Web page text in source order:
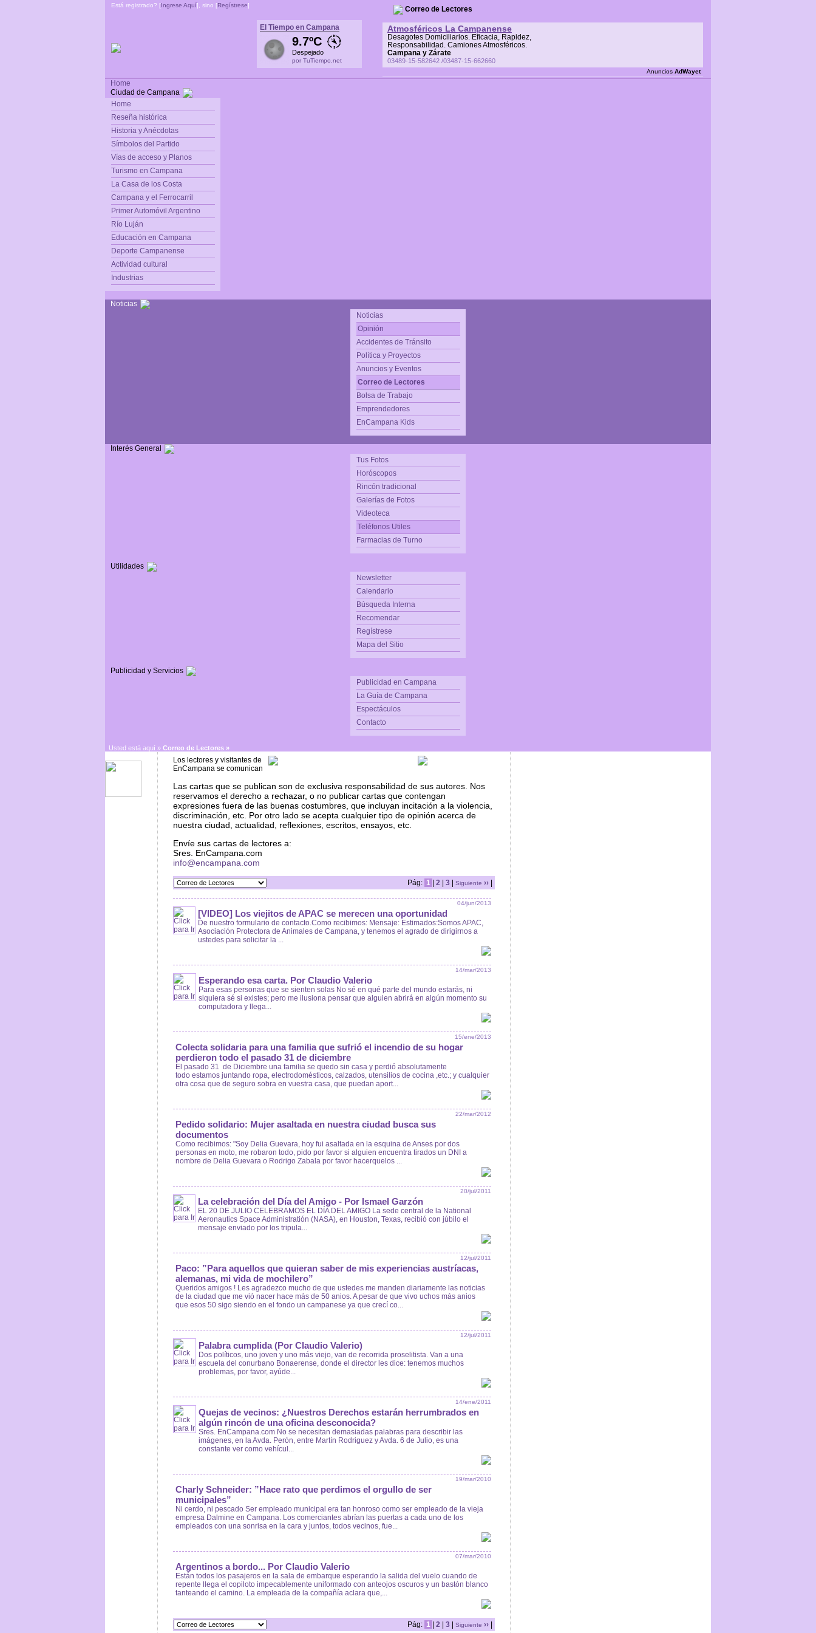
Está registrado? [Ingrese Aquí], sino [Regístrese] Correo de Lectores
Atmosféricos La Campanense
Desagotes Domiciliarios. Eficacia, Rapidez,
Responsabilidad. Camiones Atmosféricos.
Campana y Zárate
03489-15-582642 /03487-15-662660
Anuncios AdWayet
El Tiempo en Campana
9.7ºC
Despejado
por TuTiempo.net
Home
Ciudad de Campana
Home
Reseña histórica
Historia y Anécdotas
Símbolos del Partido
Vías de acceso y Planos
Turismo en Campana
La Casa de los Costa
Campana y el Ferrocarril
Primer Automóvil Argentino
Río Luján
Educación en Campana
Deporte Campanense
Actividad cultural
Industrias
Noticias
Noticias
Opinión
Accidentes de Tránsito
Política y Proyectos
Anuncios y Eventos
Correo de Lectores
Bolsa de Trabajo
Emprendedores
EnCampana Kids
Interés General
Tus Fotos
Horóscopos
Rincón tradicional
Galerías de Fotos
Videoteca
Teléfonos Utiles
Farmacias de Turno
Utilidades
Newsletter
Calendario
Búsqueda Interna
Recomendar
Regístrese
Mapa del Sitio
Publicidad y Servicios
Publicidad en Campana
La Guía de Campana
Espectáculos
Contacto
Usted está aquí » Correo de Lectores »
Los lectores y visitantes de
EnCampana se comunican
Las cartas que se publican son de exclusiva responsabilidad de sus autores. Nos
reservamos el derecho a rechazar, o no publicar cartas que contengan
expresiones fuera de las buenas costumbres, que incluyan incitación a la violencia,
discriminación, etc. Por otro lado se acepta cualquier tipo de opinión acerca de
nuestra ciudad, actualidad, reflexiones, escritos, ensayos, etc.
Envíe sus cartas de lectores a:
Sres. EnCampana.com
info@encampana.com
Pág: 1 2 3 Siguiente ››
04/jun/2013
[VIDEO] Los viejitos de APAC se merecen una oportunidad
De nuestro formulario de contacto.Como recibimos: Mensaje: Estimados:Somos APAC,
Asociación Protectora de Animales de Campana, y tenemos el agrado de dirigirnos a
ustedes para solicitar la ...
14/mar/2013
Esperando esa carta. Por Claudio Valerio
Para esas personas que se sienten solas No sé en qué parte del mundo estarás, ni
siquiera sé si existes; pero me ilusiona pensar que alguien abrirá en algún momento su
computadora y llega...
15/ene/2013
Colecta solidaria para una familia que sufrió el incendio de su hogar
perdieron todo el pasado 31 de diciembre
El pasado 31 de Diciembre una familia se quedo sin casa y perdió absolutamente
todo estamos juntando ropa, electrodomésticos, calzados, utensilios de cocina ,etc.; y cualquier
otra cosa que de seguro sobra en vuestra casa, que puedan aport...
22/mar/2012
Pedido solidario: Mujer asaltada en nuestra ciudad busca sus
documentos
Como recibimos: "Soy Delia Guevara, hoy fui asaltada en la esquina de Anses por dos
personas en moto, me robaron todo, pido por favor si alguien encuentra tirados un DNI a
nombre de Delia Guevara o Rodrigo Zabala por favor hacerquelos ...
20/jul/2011
La celebración del Día del Amigo - Por Ismael Garzón
EL 20 DE JULIO CELEBRAMOS EL DÍA DEL AMIGO La sede central de la National
Aeronautics Space Administratión (NASA), en Houston, Texas, recibió con júbilo el
mensaje enviado por los tripula...
12/jul/2011
Paco: ”Para aquellos que quieran saber de mis experiencias austríacas,
alemanas, mi vida de mochilero”
Queridos amigos ! Les agradezco mucho de que ustedes me manden diariamente las noticias
de la ciudad que me vió nacer hace más de 50 anios. A pesar de que vivo uchos más anios
que esos 50 sigo siendo en el fondo un campanese ya que crecí co...
12/jul/2011
Palabra cumplida (Por Claudio Valerio)
Dos políticos, uno joven y uno más viejo, van de recorrida proselitista. Van a una
escuela del conurbano Bonaerense, donde el director les dice: tenemos muchos
problemas, por favor, ayúde...
14/ene/2011
Quejas de vecinos: ¿Nuestros Derechos estarán herrumbrados en
algún rincón de una oficina desconocida?
Sres. EnCampana.com No se necesitan demasiadas palabras para describir las
imágenes, en la Avda. Perón, entre Martín Rodriguez y Avda. 6 de Julio, es una
constante ver como vehícul...
19/mar/2010
Charly Schneider: ”Hace rato que perdimos el orgullo de ser
municipales”
Ni cerdo, ni pescado Ser empleado municipal era tan honroso como ser empleado de la vieja
empresa Dalmine en Campana. Los comerciantes abrían las puertas a cada uno de los
empleados con una sonrisa en la cara y juntos, todos vecinos, fue...
07/mar/2010
Argentinos a bordo... Por Claudio Valerio
Están todos los pasajeros en la sala de embarque esperando la salida del vuelo cuando de
repente llega el copiloto impecablemente uniformado con anteojos oscuros y un bastón blanco
tanteando el camino. La empleada de la compañía aclara que,...
Pág: 1 2 3 Siguiente ››